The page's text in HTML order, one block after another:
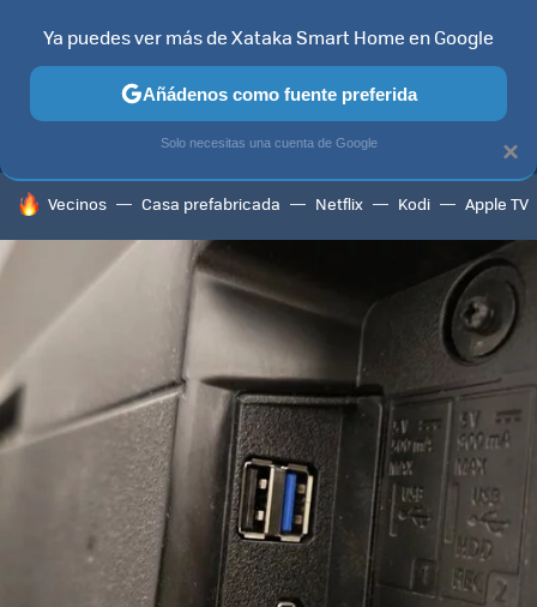
MENÚ NUEVO
CONTENIDOS SMART TV
HOY SE HABLA DE
Vecinos Casa prefabricada Netflix Kodi Apple TV
×
Ya puedes ver más de Xataka Smart Home en Google
Añádenos como fuente preferida
Solo necesitas una cuenta de Google